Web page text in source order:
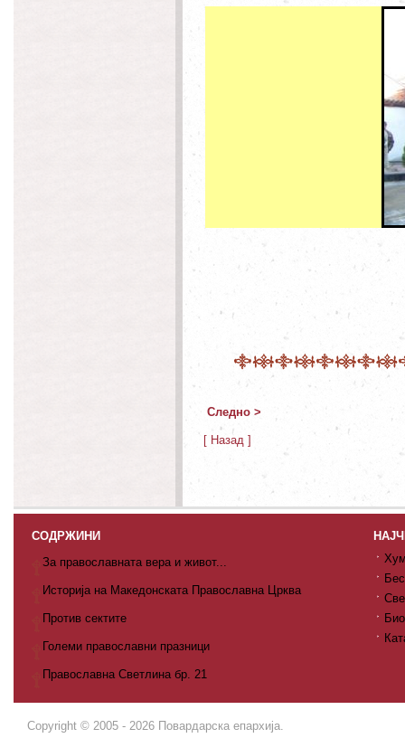
Следно >
[ Назад ]
СОДРЖИНИ
За православната вера и живот...
Историја на Македонската Православна Црква
Против сектите
Големи православни празници
Православна Светлина бр. 21
Copyright © 2005 - 2026 Повардарска епархија.